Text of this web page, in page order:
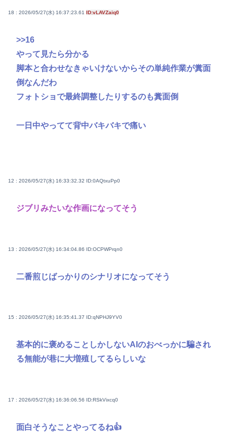
18 : 2026/05/27(水) 16:37:23.61 ID:vLAVZaiq0
>>16
やって見たら分かる
脚本と合わせなきゃいけないからその単純作業が糞面
倒なんだわ
フォトショで最終調整したりするのも糞面倒
一日中やってて背中バキバキで痛い
12 : 2026/05/27(水) 16:33:32.32 ID:0AQtxuPp0
ジブリみたいな作画になってそう
13 : 2026/05/27(水) 16:34:04.86 ID:OCPWPrqn0
二番煎じばっかりのシナリオになってそう
15 : 2026/05/27(水) 16:35:41.37 ID:qNPHJ9YV0
基本的に褒めることしかしないAIのおべっかに騙され
る無能が巷に大増殖してるらしいな
17 : 2026/05/27(水) 16:36:06.56 ID:RSkVixcq0
面白そうなことやってるね👍